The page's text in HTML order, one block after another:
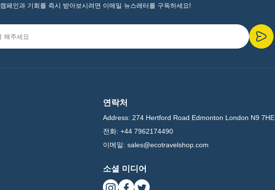
캠페인과 기회를 즉시 받아보시려면 이메일 뉴스레터를 구독하세요!
연락처
Address: 274 Hertford Road Edmonton London N9 7HE
전화: +44 7962174490
이메일: sales@ecotravelshop.com
소셜 미디어